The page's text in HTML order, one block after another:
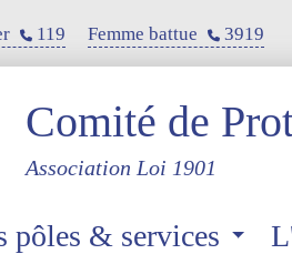
119 Femme battue 3919
Comité de
Association Loi 1901
pôles & services